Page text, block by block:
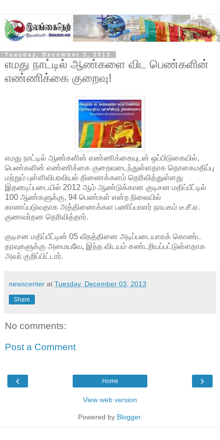
Tuesday, December 3, 2013
எமது நாட்டில் ஆண்களை விட பெண்களின்
எண்ணிக்கை குறைவு!
எமது நாட்டில் ஆண்களின் எண்ணிக்கையுடன் ஒப்பிடுகையில்,
பெண்களின் எண்ணிக்கை குறைவடைந்துள்ளதாக தொகைமதிப்பு
மற்றும் புள்ளிவிபரவியல் திணைக்களம் தெரிவித்துள்ளது
இதனடிப்படையில் 2012 ஆம் ஆண்டுக்கான குடிசன மதிப்பீட்டில்
100 ஆண்களுக்கு, 94 பெண்கள் என்ற நிலையில்
காணப்படுவதாக அத்திணைக்கள பணிப்பாளர் நாயகம் டீ.சீ.ஏ.
குணவர்தன தெரிவித்தார்.
குடிசன மதிப்பீட்டின் 05 வீதத்தினை அடிப்படையாகக் கொண்ட
தரவுகளுக்கு அமையவே, இந்த விடயம் கண்டறியப்பட்டுள்ளதாக
அவர் குறிப்பிட்டார்.
newscenter at Tuesday, December 03, 2013
Share
No comments:
Post a Comment
‹ ›
Home
View web version
Powered by Blogger.